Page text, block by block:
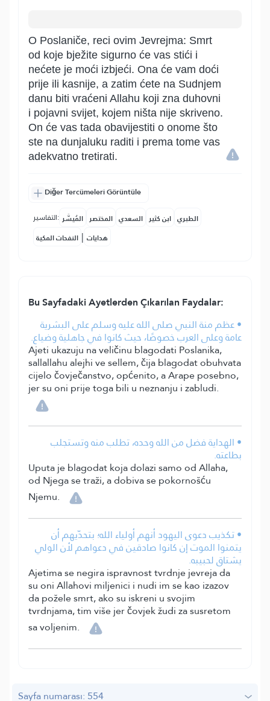
O Poslaniče, reci ovim Jevrejma: Smrt
od koje bježite sigurno će vas stići i
nećete je moći izbjeći. Ona će vam doći
prije ili kasnije, a zatim ćete na Sudnjem
danu biti vraćeni Allahu koji zna duhovni
i pojavni svijet, kojem ništa nije skriveno.
On će vas tada obavijestiti o onome što
ste na dunjaluku raditi i prema tome vas
adekvatno tretirati.
Diğer Tercümeleri Görüntüle
التفاسير: المُيسَّر المختصر السعدي ابن كثير الطبري
النفحات المكية | هدايات
Bu Sayfadaki Ayetlerden Çıkarılan Faydalar:
• عظم منة النبي صلى الله عليه وسلم على البشرية
عامة وعلى العرب خصوصًا، حيث كانوا في جاهلية وضياع.
Ajeti ukazuju na veličinu blagodati Poslanika,
sallallahu alejhi ve sellem, čija blagodat obuhvata
cijelo čovječanstvo, općenito, a Arape posebno,
jer su oni prije toga bili u neznanju i zabludi.
• الهداية فضل من الله وحده، تطلب منه وتستجلب
بطاعته.
Uputa je blagodat koja dolazi samo od Allaha,
od Njega se traži, a dobiva se pokornošću
Njemu.
• تكذيب دعوى اليهود أنهم أولياء الله؛ بتحدّيهم أن
يتمنوا الموت إن كانوا صادقين في دعواهم لأن الولي
يشتاق لحبيبه.
Ajetima se negira ispravnost tvrdnje jevreja da
su oni Allahovi miljenici i nudi im se kao izazov
da požele smrt, ako su iskreni u svojim
tvrdnjama, tim više jer čovjek žudi za susretom
sa voljenim.
Sayfa numarası: 554